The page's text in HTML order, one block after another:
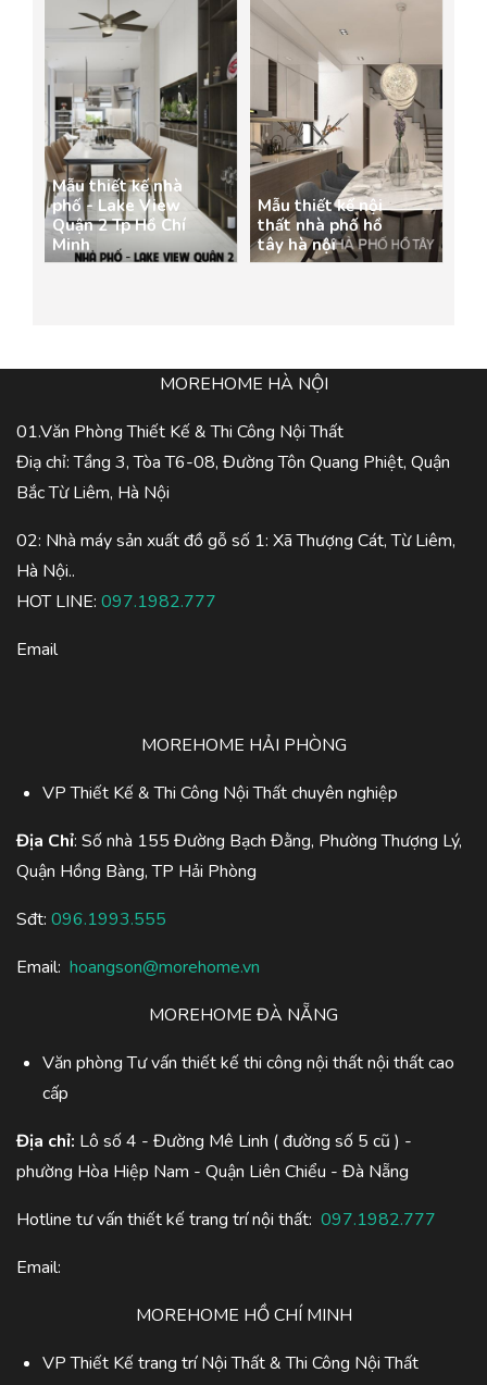
Mẫu thiết kế nhà
phố - Lake View
Quận 2 Tp Hồ Chí
Minh
Mẫu thiết kế nội
thất nhà phố hồ
tây hà nội
MOREHOME HÀ NỘI
01.Văn Phòng Thiết Kế & Thi Công Nội Thất
Điạ chỉ: Tầng 3, Tòa T6-08, Đường Tôn Quang Phiệt, Quận
Bắc Từ Liêm, Hà Nội
02: Nhà máy sản xuất đồ gỗ số 1: Xã Thượng Cát, Từ Liêm,
Hà Nội..
HOT LINE: 097.1982.777
Email
MOREHOME HẢI PHÒNG
VP Thiết Kế & Thi Công Nội Thất chuyên nghiệp
Địa Chỉ: Số nhà 155 Đường Bạch Đằng, Phường Thượng Lý,
Quận Hồng Bàng, TP Hải Phòng
Sđt: 096.1993.555
Email: hoangson@morehome.vn
MOREHOME ĐÀ NẴNG
Văn phòng Tư vấn thiết kế thi công nội thất nội thất cao
cấp
Địa chỉ: Lô số 4 - Đường Mê Linh ( đường số 5 cũ ) -
phường Hòa Hiệp Nam - Quận Liên Chiểu - Đà Nẵng
Hotline tư vấn thiết kế trang trí nội thất: 097.1982.777
Email:
MOREHOME HỒ CHÍ MINH
VP Thiết Kế trang trí Nội Thất & Thi Công Nội Thất